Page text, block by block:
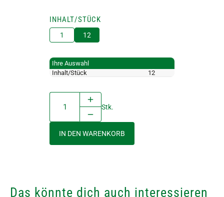
INHALT/STÜCK
1 12
Ihre Auswahl
Inhalt/Stück
12
Stk.
IN DEN WARENKORB
Das könnte dich auch interessieren